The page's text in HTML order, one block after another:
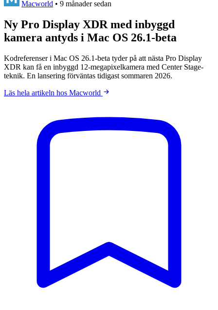
Macworld • 9 månader sedan
Ny Pro Display XDR med inbyggd
kamera antyds i Mac OS 26.1-beta
Kodreferenser i Mac OS 26.1-beta tyder på att nästa Pro Display
XDR kan få en inbyggd 12-megapixelkamera med Center Stage-
teknik. En lansering förväntas tidigast sommaren 2026.
Läs hela artikeln hos Macworld